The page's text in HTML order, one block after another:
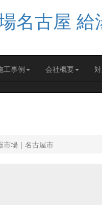
工事例 会社概要
市場｜名古屋市